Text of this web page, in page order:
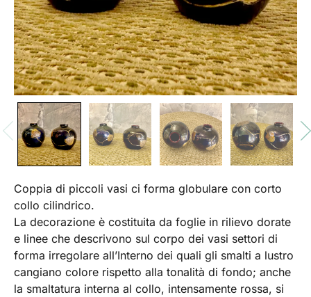
Coppia di piccoli vasi ci forma globulare con corto
collo cilindrico.
La decorazione è costituita da foglie in rilievo dorate
e linee che descrivono sul corpo dei vasi settori di
forma irregolare all’Interno dei quali gli smalti a lustro
cangiano colore rispetto alla tonalità di fondo; anche
la smaltatura interna al collo, intensamente rossa, si